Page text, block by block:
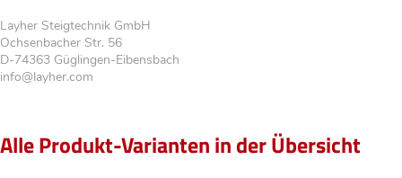
Layher Steigtechnik GmbH
Ochsenbacher Str. 56
D-74363 Güglingen-Eibensbach
info@layher.com
Alle Produkt-Varianten in der Übersicht